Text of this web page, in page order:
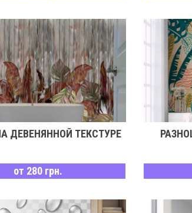
ДЕВЕНЯННОЙ ТЕКСТУРЕ
от 280 грн.